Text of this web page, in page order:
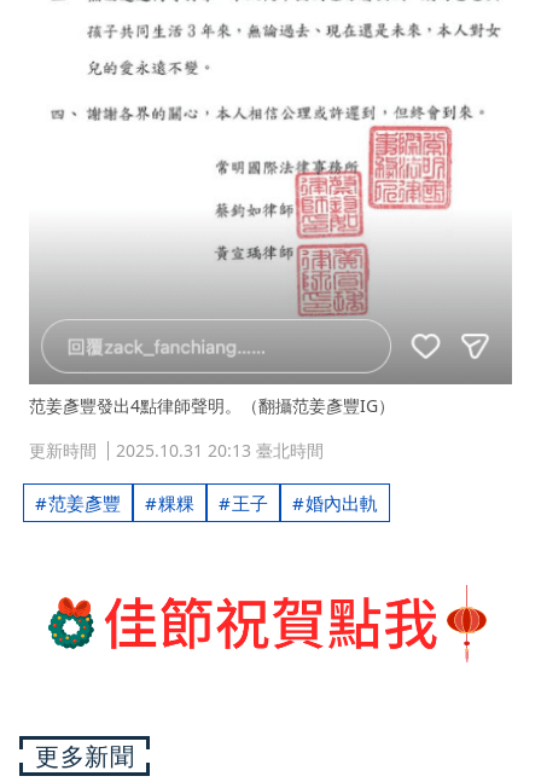
范姜彥豐發出4點律師聲明。（翻攝范姜彥豐IG）
更新時間
2025.10.31 20:13 臺北時間
范姜彥豐 粿粿 王子 婚內出軌
更多新聞